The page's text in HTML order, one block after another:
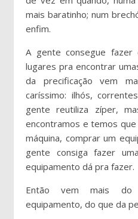
mais baratinho; num
enfim.
A gente consegue fazer
lugares pra encontrar
da precificação vem
caríssimo: ilhós,
gente reutiliza zíper,
encontramos e temos
máquina, comprar um
gente consiga fazer
equipamento dá pra fazer.
Então vem mais do
equipamento, do que da